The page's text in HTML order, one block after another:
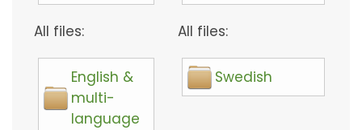
All files:
English &
multi-
language
All files:
Swedish